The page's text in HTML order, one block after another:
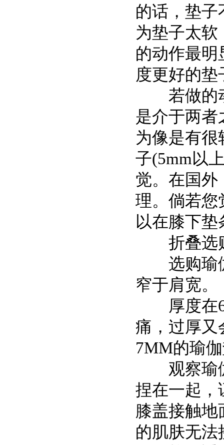
的话，垫子
为垫子太
的动作最
度更好的
若做的动
是介于两者
为像是有
子(5mm以
觉。在国外
理。倘若您
以在膝下
折叠选
选购瑜伽
窄于肩宽。
厚度在
痛，过厚又
7MM的瑜
观察瑜伽
捏在一起，
膝盖接触
的肌肤无